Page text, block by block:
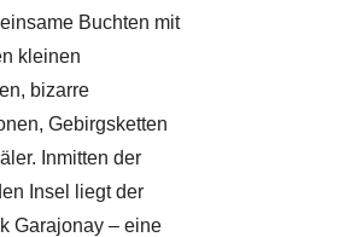
Buchten mit
kleinen
bizarre
Gebirgsketten
Inmitten der
Insel liegt der
Garajonay – eine